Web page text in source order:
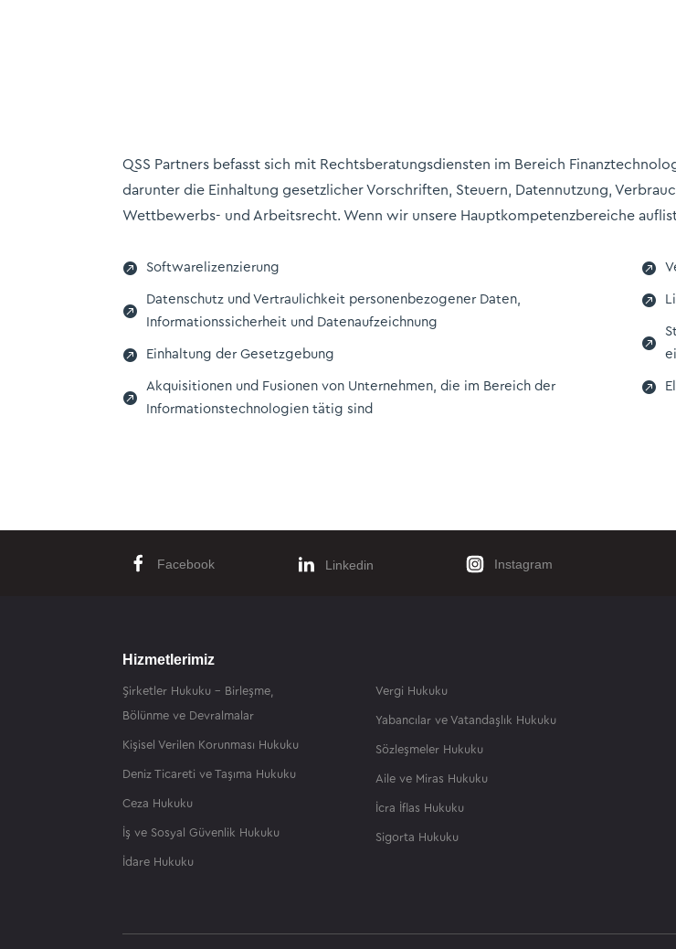
QSS Partners befasst sich mit Rechtsberatungsdiensten im Bereich
darunter die Einhaltung gesetzlicher Vorschriften, Steuern, Datennutzung,
Wettbewerbs- und Arbeitsrecht. Wenn wir unsere Hauptkompetenzbereiche
 Softwarelizenzierung

Datenschutz und Vertraulichkeit personenbezogener Daten,
Informationssicherheit und Datenaufzeichnung
 Einhaltung der Gesetzgebung

Akquisitionen und Fusionen von Unternehmen, die im Bereich der
Informationstechnologien tätig sind




Facebook Linkedin Instagram
Hizmetlerimiz
Şirketler Hukuku – Birleşme,
Bölünme ve Devralmalar
Kişisel Verilen Korunması Hukuku
Deniz Ticareti ve Taşıma Hukuku
Ceza Hukuku
İş ve Sosyal Güvenlik Hukuku
İdare Hukuku
Vergi Hukuku
Yabancılar ve Vatandaşlık Hukuku
Sözleşmeler Hukuku
Aile ve Miras Hukuku
İcra İflas Hukuku
Sigorta Hukuku